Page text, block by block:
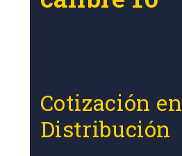
Cotización en
Distribución